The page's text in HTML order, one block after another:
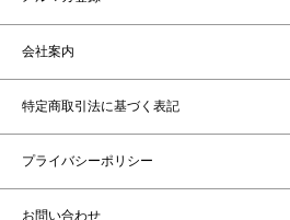
会社案内
特定商取引法に基づく表記
プライバシーポリシー
お問い合わせ